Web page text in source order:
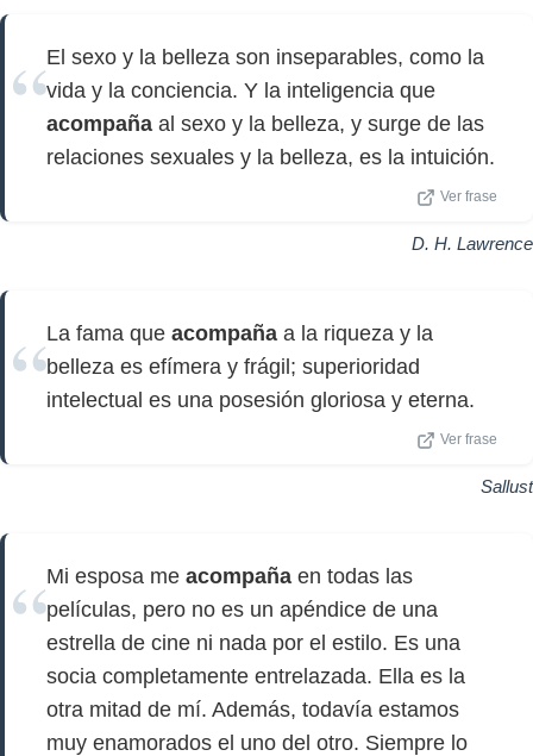
El sexo y la belleza son inseparables, como la
vida y la conciencia. Y la inteligencia que
acompaña al sexo y la belleza, y surge de las
relaciones sexuales y la belleza, es la intuición.
Ver frase
D. H. Lawrence
La fama que acompaña a la riqueza y la
belleza es efímera y frágil; superioridad
intelectual es una posesión gloriosa y eterna.
Ver frase
Sallust
Mi esposa me acompaña en todas las
películas, pero no es un apéndice de una
estrella de cine ni nada por el estilo. Es una
socia completamente entrelazada. Ella es la
otra mitad de mí. Además, todavía estamos
muy enamorados el uno del otro. Siempre lo